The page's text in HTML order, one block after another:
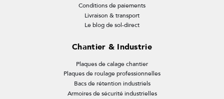
Conditions de paiements
Livraison & transport
Le blog de sol-direct
Chantier & Industrie
Plaques de calage chantier
Plaques de roulage professionnelles
Bacs de rétention industriels
Armoires de sécurité industrielles